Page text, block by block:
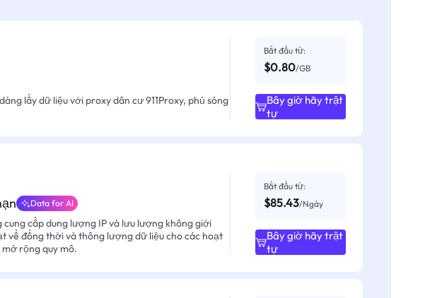
lấy dữ liệu với proxy dân cư 911Proxy, phủ sóng
Bắt đầu từ:
$0.80/GB
Bây giờ hãy trật
tự
Data for AI
cấp dung lượng IP và lưu lượng không giới
về đồng thời và thông lượng dữ liệu cho các hoạt
rộng quy mô.
Bắt đầu từ:
$85.43/Ngày
Bây giờ hãy trật
tự